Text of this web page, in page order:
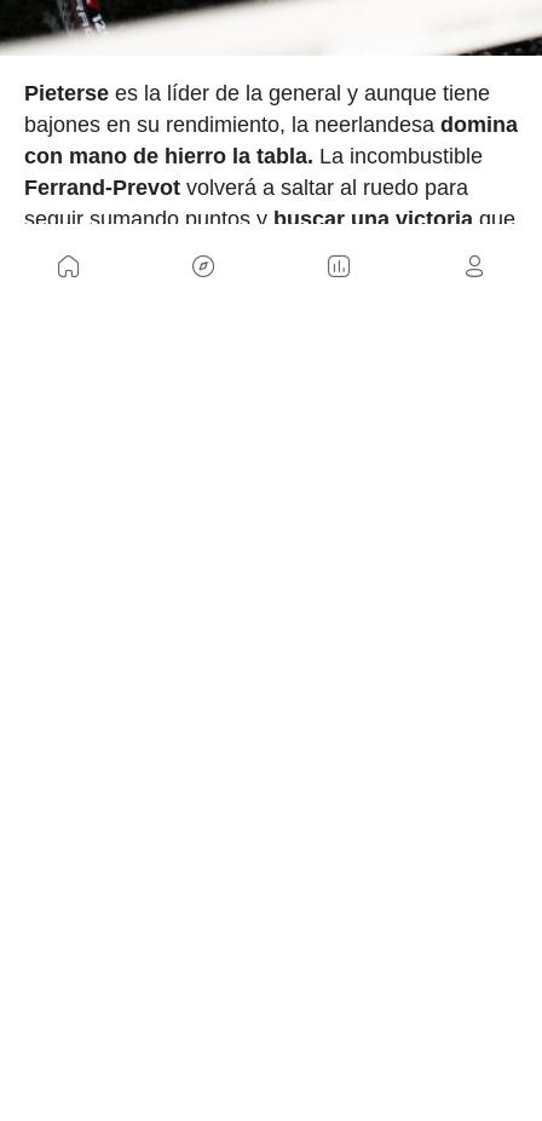
Pietersees la líder de la general y aunque tiene
bajones en su rendimiento, la neerlandesa domina
con mano de hierro la tabla. La incombustible
Ferrand-Prevotvolverá a saltar al ruedo para
seguir sumando puntos y buscar una victoria que
se le resiste esta temporada.